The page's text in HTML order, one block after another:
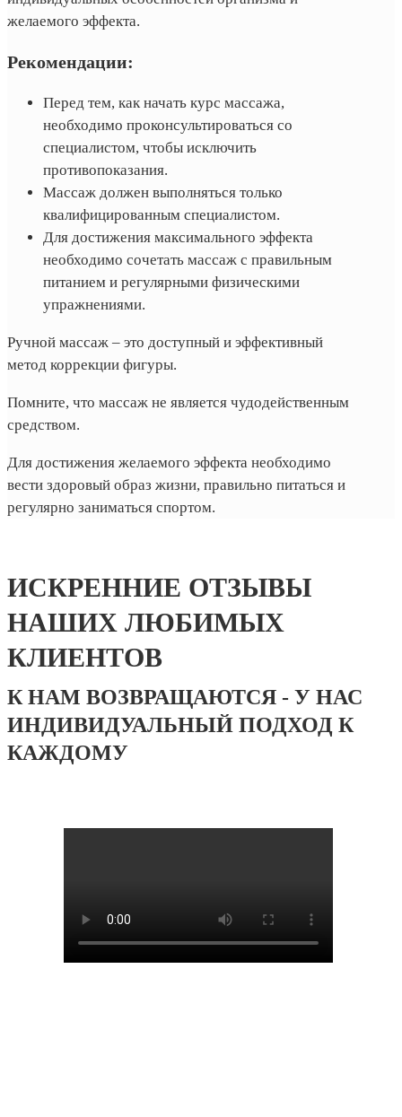
желаемого эффекта.
Рекомендации:
Перед тем, как начать курс массажа,
необходимо проконсультироваться со
специалистом, чтобы исключить
противопоказания.
Массаж должен выполняться только
квалифицированным специалистом.
Для достижения максимального эффекта
необходимо сочетать массаж с правильным
питанием и регулярными физическими
упражнениями.
Ручной массаж – это доступный и эффективный
метод коррекции фигуры.
Помните, что массаж не является чудодейственным
средством.
Для достижения желаемого эффекта необходимо
вести здоровый образ жизни, правильно питаться и
регулярно заниматься спортом.
ИСКРЕННИЕ ОТЗЫВЫ
НАШИХ ЛЮБИМЫХ
КЛИЕНТОВ
К НАМ ВОЗВРАЩАЮТСЯ - У НАС
ИНДИВИДУАЛЬНЫЙ ПОДХОД К
КАЖДОМУ